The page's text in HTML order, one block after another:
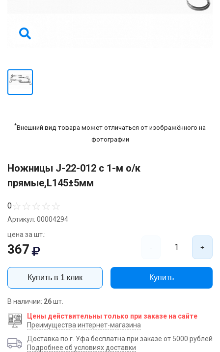
*Внешний вид товара может отличаться от изображённого на
фотографии
Ножницы J-22-012 с 1-м о/к
прямые,L145±5мм
0☆☆☆☆☆
Артикул: 00004294
цена за шт.:
367 - 1 +
Купить в 1 клик Купить
В наличии: 26шт.
Цены действительны только при заказе на сайте
Преимущества интернет-магазина
Доставка по г. Уфа бесплатна при заказе от 5000 рублей
Подробнее об условиях доставки